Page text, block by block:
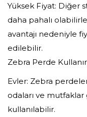
Yüksek Fiyat: Diğer
daha pahalı
avantajı nedeniyle
edilebilir.
Zebra Perde
Evler: Zebra
odaları ve
kullanılabilir.